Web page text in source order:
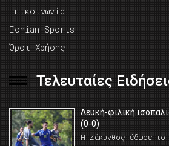
Επικοινωνία
Ionian Sports
Όροι Χρήσης
Τελευταίες
Λευκή-φιλική
(0-0)
Η Ζάκυνθος έδωσε το